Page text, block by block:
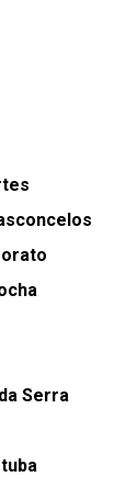
Serra